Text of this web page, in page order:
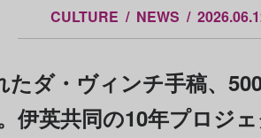
CULTURE NEWS
たダ・ヴィンチ手稿、
伊英共同の10年プロジ